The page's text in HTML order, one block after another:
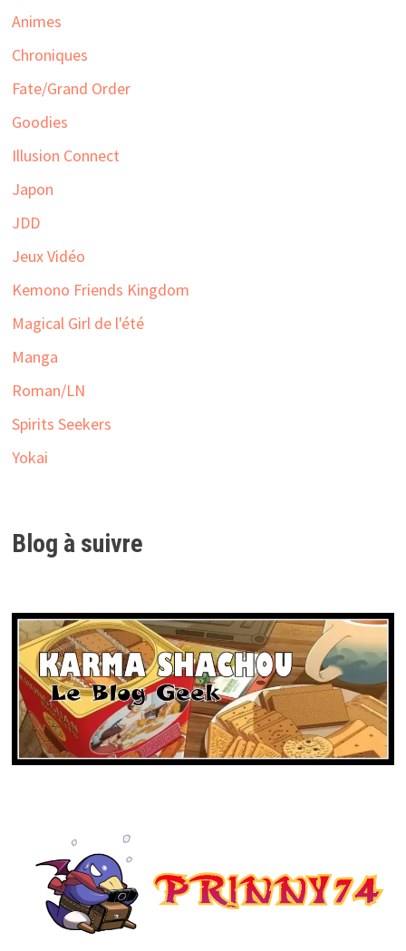
Animes
Chroniques
Fate/Grand Order
Goodies
Illusion Connect
Japon
JDD
Jeux Vidéo
Kemono Friends Kingdom
Magical Girl de l'été
Manga
Roman/LN
Spirits Seekers
Yokai
Blog à suivre